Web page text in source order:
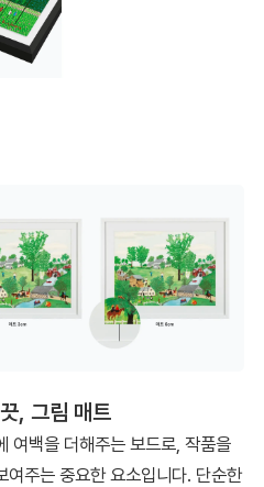
, 그림 매트
여백을 더해주는 보드로, 작품을
여주는 중요한 요소입니다. 단순한